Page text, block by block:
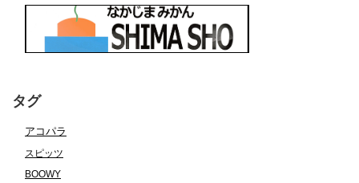
タグ
アコパラ
スピッツ
BOOWY